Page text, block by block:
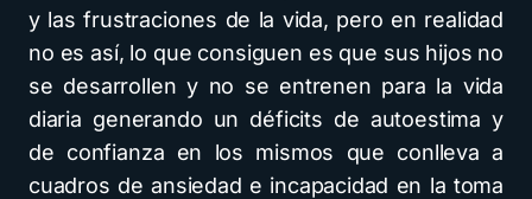
y las frustraciones de la vida, pero en realidad
no es así, lo que consiguen es que sus hijos no
se desarrollen y no se entrenen para la vida
diaria generando un déficits de autoestima y
de confianza en los mismos que conlleva a
cuadros de ansiedad e incapacidad en la toma